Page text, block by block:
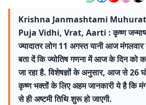
Krishna Janmashtami
Puja Vidhi, Vrat, Aarti : कृष्‍ण
ज्यादातर लोग 11 अगस्त यानी आज
बता दें कि ज्योतिष गणना में आज के दिन को
जा रहा है. विशेषज्ञों के अनुसार, आज से 26
कृष्ण भक्तों के लिए अहम जानकारी ये है कि
से ही अष्टमी तिथि शुरू हो जाएगी.